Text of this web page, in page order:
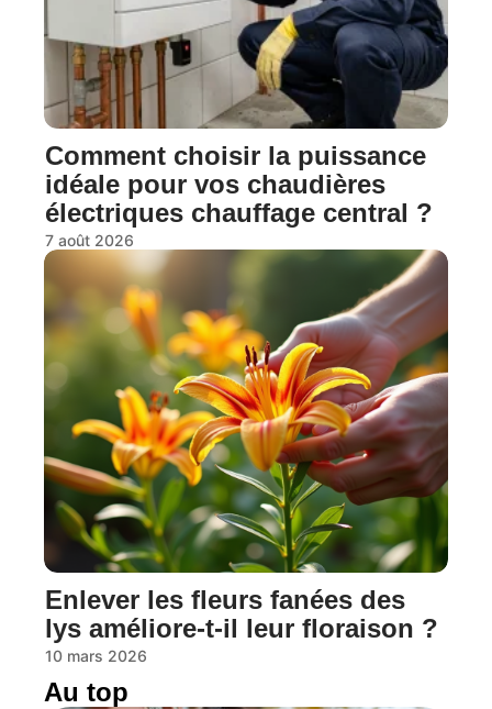
Comment choisir la puissance
idéale pour vos chaudières
électriques chauffage central ?
7 août 2026
Enlever les fleurs fanées des
lys améliore-t-il leur floraison ?
10 mars 2026
Au top